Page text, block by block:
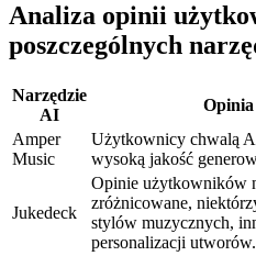
Analiza opinii
poszczególnych
Narzędzie
AI
Amper
Music
Użytkownicy chwalą
wysoką jakość
Jukedeck
Opinie użytkowników
zróżnicowane,
stylów muzycznych,
personalizacji utworów.